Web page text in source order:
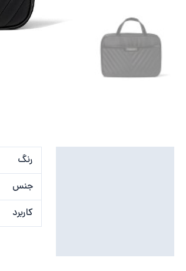
رنگ
جنس
کاربرد